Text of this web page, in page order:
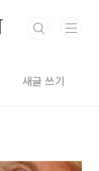
새글 쓰기